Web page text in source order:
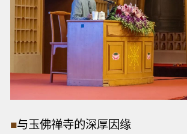
■与玉佛禅寺的深厚因缘